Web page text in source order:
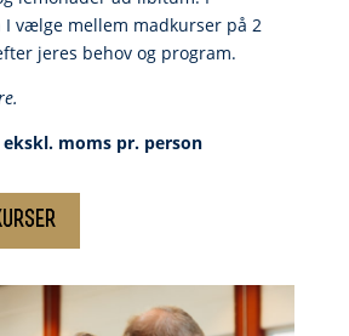
I vælge mellem madkurser på 2
jeres behov og program.
moms pr. person